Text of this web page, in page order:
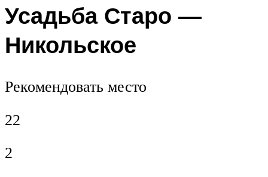
Усадьба Старо —
Никольское
Рекомендовать место
22
2